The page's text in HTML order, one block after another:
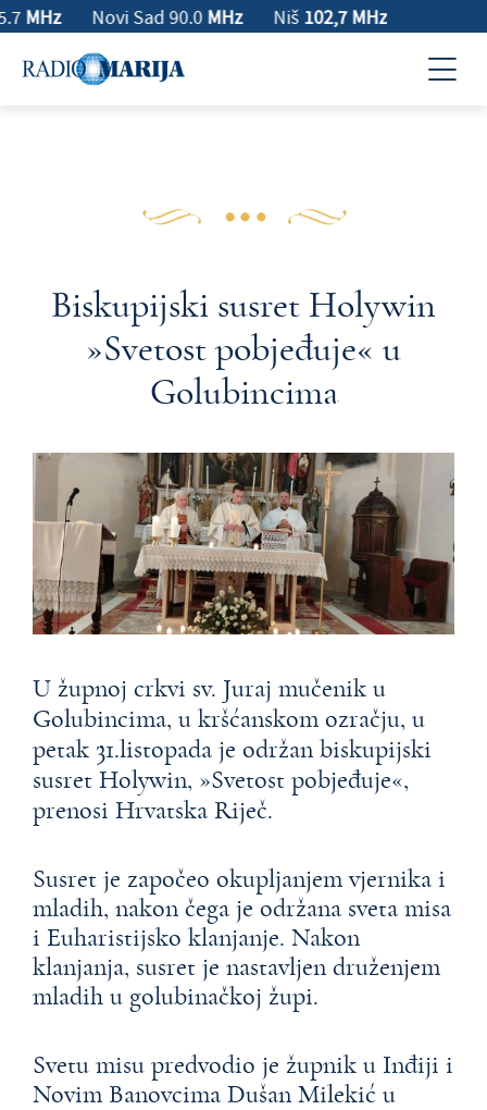
MHz Novi Sad 90.0MHz Niš102,7 MHz
Biskupijski susret Holywin
»Svetost pobjeđuje« u
Golubincima
U župnoj crkvi sv. Juraj mučenik u
Golubincima, u kršćanskom ozračju, u
petak 31.listopada je održan biskupijski
susret Holywin, »Svetost pobjeđuje«,
prenosi Hrvatska Riječ.
Susret je započeo okupljanjem vjernika i
mladih, nakon čega je održana sveta misa
i Euharistijsko klanjanje. Nakon
klanjanja, susret je nastavljen druženjem
mladih u golubinačkoj župi.
Svetu misu predvodio je župnik u Inđiji i
Novim Banovcima Dušan Milekić u